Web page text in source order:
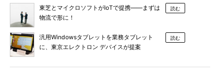
東芝とマイクロソフトがIoTで提携――まずは
物流で形に！
読む
汎用Windowsタブレットを業務タブレット
に、東京エレクトロン デバイスが提案
読む